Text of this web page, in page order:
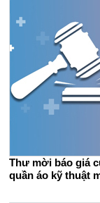
Thư mời báo giá
quần áo kỹ thuật